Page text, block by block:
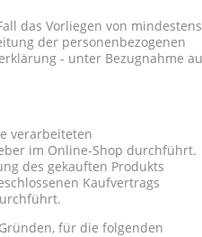
das Vorliegen von mindestens
der personenbezogenen
- unter Bezugnahme
verarbeiteten
im Online-Shop durchführt.
des gekauften Produkts
Kaufvertrags
für die folgenden